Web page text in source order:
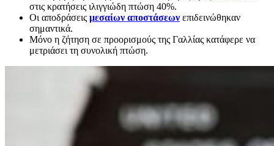
στις κρατήσεις ιλιγγιώδη πτώση 40%.
Οι αποδράσεις μεσαίων αποστάσεων επιδεινώθηκαν
σημαντικά.
Μόνο η ζήτηση σε προορισμούς της Γαλλίας κατάφερε να
μετριάσει τη συνολική πτώση.